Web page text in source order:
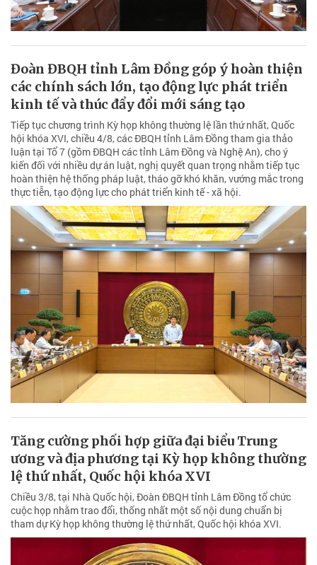
Đoàn ĐBQH tỉnh Lâm Đồng góp ý hoàn thiện
các chính sách lớn, tạo động lực phát triển
kinh tế và thúc đẩy đổi mới sáng tạo
Tiếp tục chương trình Kỳ họp không thường lệ lần thứ nhất, Quốc
hội khóa XVI, chiều 4/8, các ĐBQH tỉnh Lâm Đồng tham gia thảo
luận tại Tổ 7 (gồm ĐBQH các tỉnh Lâm Đồng và Nghệ An), cho ý
kiến đối với nhiều dự án luật, nghị quyết quan trọng nhằm tiếp tục
hoàn thiện hệ thống pháp luật, tháo gỡ khó khăn, vướng mắc trong
thực tiễn, tạo động lực cho phát triển kinh tế - xã hội.
Tăng cường phối hợp giữa đại biểu Trung
ương và địa phương tại Kỳ họp không thường
lệ thứ nhất, Quốc hội khóa XVI
Chiều 3/8, tại Nhà Quốc hội, Đoàn ĐBQH tỉnh Lâm Đồng tổ chức
cuộc họp nhằm trao đổi, thống nhất một số nội dung chuẩn bị
tham dự Kỳ họp không thường lệ thứ nhất, Quốc hội khóa XVI.